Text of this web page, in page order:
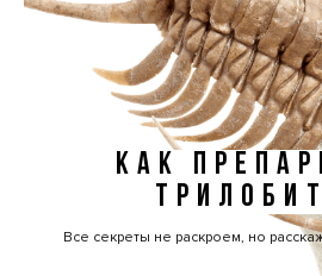
КАК
Все секреты не раскроем, но